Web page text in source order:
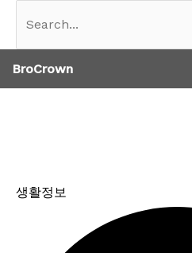
BroCrown
생활정보